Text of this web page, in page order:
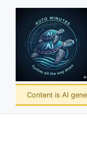
Content is AI